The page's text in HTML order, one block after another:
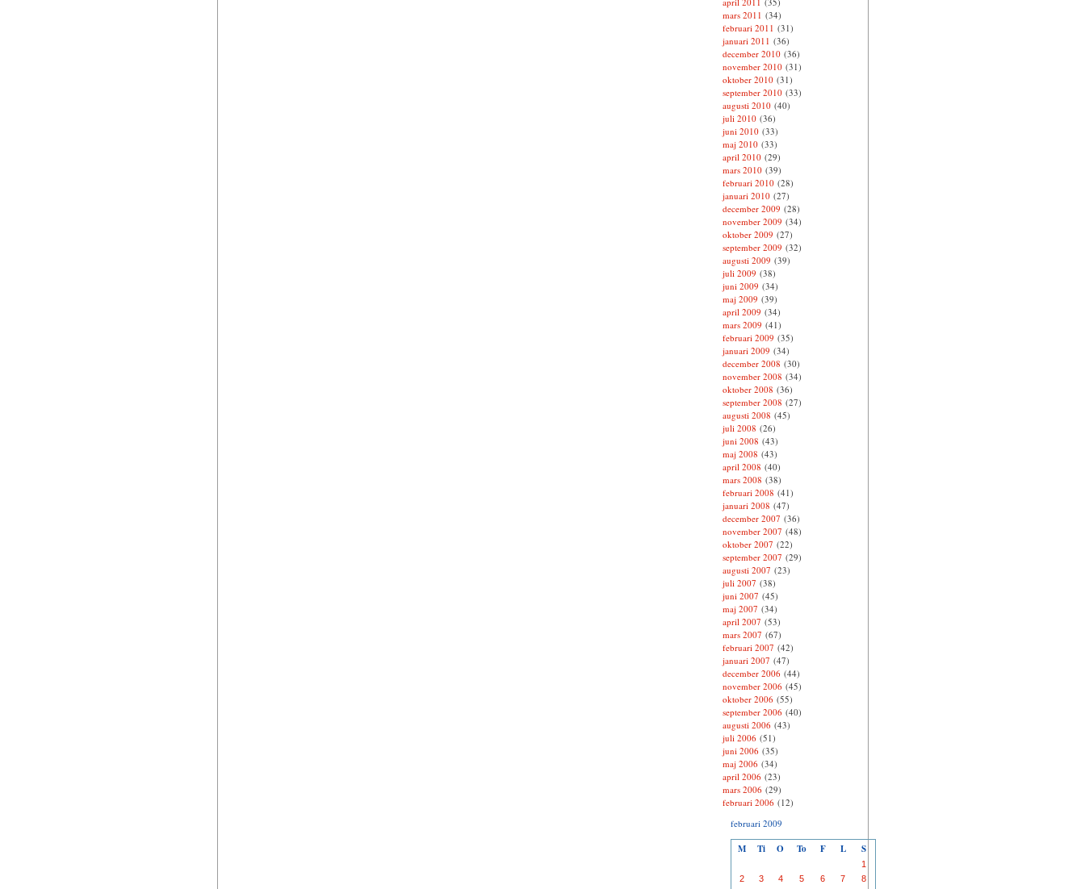
mars 2011 (34)
februari 2011 (31)
januari 2011 (36)
december 2010(36)
november 2010(31)
oktober 2010(31)
september 2010(33)
augusti 2010(40)
juli 2010(36)
juni 2010(33)
maj 2010(33)
april 2010(29)
mars 2010(39)
februari 2010(28)
januari 2010(27)
december 2009 (28)
november 2009 (34)
oktober 2009 (27)
september 2009 (32)
augusti 2009 (39)
juli 2009 (38)
juni 2009 (34)
maj 2009 (39)
april 2009 (34)
mars 2009 (41)
februari 2009 (35)
januari 2009 (34)
december 2008 (30)
november 2008 (34)
oktober 2008 (36)
september 2008 (27)
augusti 2008 (45)
juli 2008 (26)
juni 2008 (43)
maj 2008 (43)
april 2008 (40)
mars 2008 (38)
februari 2008 (41)
januari 2008 (47)
december 2007 (36)
november 2007 (48)
oktober 2007 (22)
september 2007 (29)
augusti 2007 (23)
juli 2007 (38)
juni 2007 (45)
maj 2007 (34)
april 2007 (53)
mars 2007 (67)
februari 2007 (42)
januari 2007 (47)
december 2006(44)
november 2006(45)
oktober 2006(55)
september 2006(40)
augusti 2006(43)
juli 2006(51)
juni 2006(35)
maj 2006(34)
april 2006(23)
mars 2006(29)
februari 2006(12)
februari 2009
M Ti O To F L S
1
2
3 4 5 6 7
8